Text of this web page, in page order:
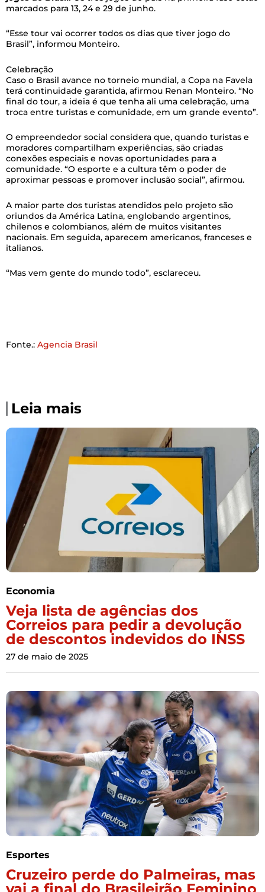
marcados para 13, 24 e 29 de junho.
“Esse tour vai ocorrer todos os dias que tiver jogo do
Brasil”, informou Monteiro.
Celebração
Caso o Brasil avance no torneio mundial, a Copa na Favela
terá continuidade garantida, afirmou Renan Monteiro. “No
final do tour, a ideia é que tenha ali uma celebração, uma
troca entre turistas e comunidade, em um grande evento”.
O empreendedor social considera que, quando turistas e
moradores compartilham experiências, são criadas
conexões especiais e novas oportunidades para a
comunidade. “O esporte e a cultura têm o poder de
aproximar pessoas e promover inclusão social”, afirmou.
A maior parte dos turistas atendidos pelo projeto são
oriundos da América Latina, englobando argentinos,
chilenos e colombianos, além de muitos visitantes
nacionais. Em seguida, aparecem americanos, franceses e
italianos.
“Mas vem gente do mundo todo”, esclareceu.
Fonte.: Agencia Brasil
Leia mais
Economia
Veja lista de agências dos
Correios para pedir a devolução
de descontos indevidos do INSS
27 de maio de 2025
Esportes
Cruzeiro perde do Palmeiras, mas